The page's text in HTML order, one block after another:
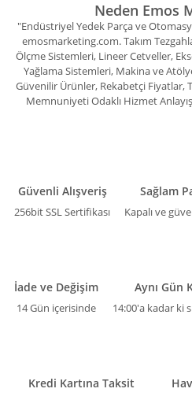
Neden Emos
"Endüstriyel Yedek Parça ve
emosmarketing.com. Takım
Ölçme Sistemleri, Lineer Cetveller,
Yağlama Sistemleri, Makina ve
Güvenilir Ürünler, Rekabetçi Fiyatlar,
Memnuniyeti Odaklı Hizmet
Güvenli Alışveriş
256bit SSL Sertifikası
Sağlam
Kapalı ve
İade ve Değişim
14 Gün içerisinde
Aynı Gün
14:00'a kadar ki
Kredi Kartına Taksit